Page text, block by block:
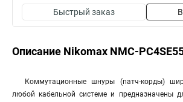
Быстрый заказ
Описание Nikomax NMC-
Коммутационные шнуры (патч-корды)
любой кабельной системе и предназначены